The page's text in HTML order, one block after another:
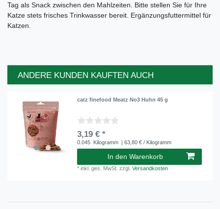
Tag als Snack zwischen den Mahlzeiten. Bitte stellen Sie für Ihre
Katze stets frisches Trinkwasser bereit. Ergänzungsfuttermittel für
Katzen.
ANDERE KUNDEN KAUFTEN AUCH
catz finefood Meatz No3 Huhn 45 g
3,19 € *
0.045 Kilogramm | 63,80 € / Kilogramm
In den Warenkorb
*inkl. ges. MwSt. zzgl.Versandkosten